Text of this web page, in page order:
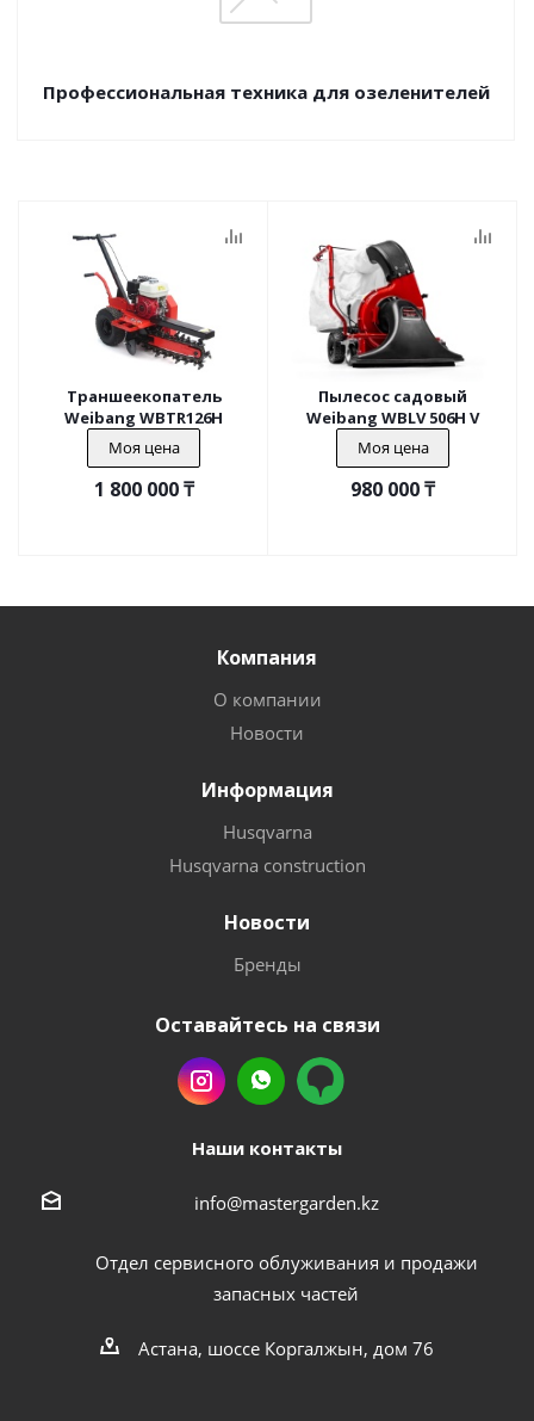
Профессиональная техника для озеленителей
Траншеекопатель
Weibang WBTR126H
Моя цена
1 800 000₸
Пылесос садовый
Weibang WBLV 506H V
Моя цена
980 000₸
Компания
О компании
Новости
Информация
Husqvarna
Husqvarna construction
Новости
Бренды
Оставайтесь на связи
Наши контакты
info@mastergarden.kz
Отдел сервисного облуживания и продажи
запасных частей
Астана, шоссе Коргалжын, дом 76